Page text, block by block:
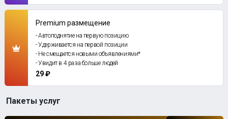
Premium размещение
- Автоподнятие на первую позицию
- Удерживается на первой позиции
- Не смещается новыми объявлениями*
- Увидит в 4 раза больше людей
29 ₽
Пакеты услуг